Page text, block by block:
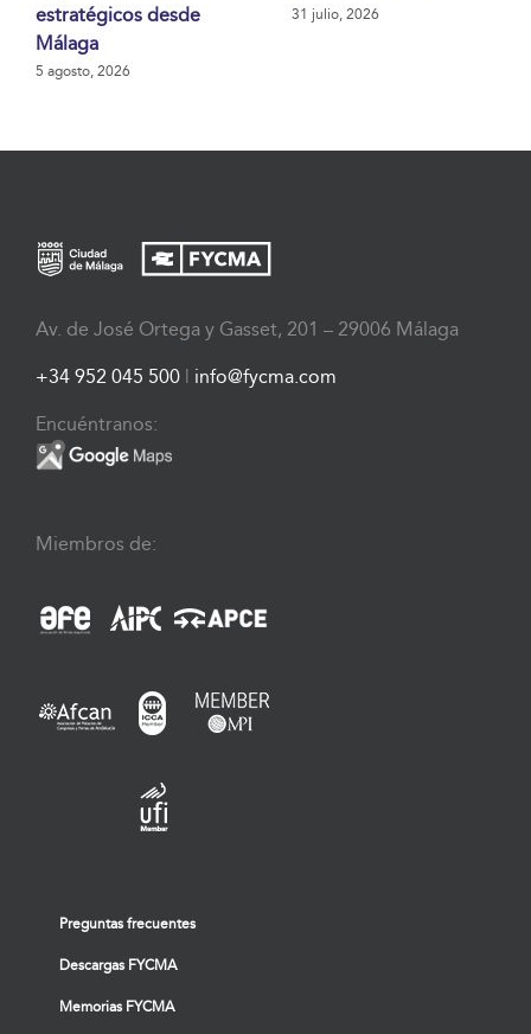
estratégicos desde
Málaga
5 agosto, 2026
31 julio, 2026
Av. de José Ortega y Gasset, 201 – 29006 Málaga
+34 952 045 500 info@fycma.com
Encuéntranos:
Miembros de:
Preguntas frecuentes
Descargas FYCMA
Memorias FYCMA